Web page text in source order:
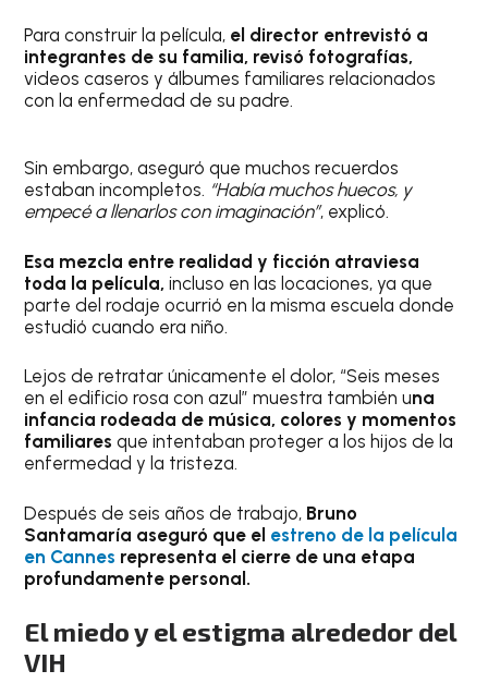
Para construir la película, el director entrevistó a
integrantes de su familia, revisó fotografías,
videos caseros y álbumes familiares relacionados
con la enfermedad de su padre.
Sin embargo, aseguró que muchos recuerdos
estaban incompletos. “Había muchos huecos, y
empecé a llenarlos con imaginación”, explicó.
Esa mezcla entre realidad y ficción atraviesa
toda la película,incluso en las locaciones, ya que
parte del rodaje ocurrió en la misma escuela donde
estudió cuando era niño.
Lejos de retratar únicamente el dolor, “Seis meses
en el edificio rosa con azul” muestra también una
infancia rodeada de música, colores y momentos
familiaresque intentaban proteger a los hijos de la
enfermedad y la tristeza.
Después de seis años de trabajo, Bruno
Santamaría aseguró que el estreno de la película
en Cannes representa el cierre de una etapa
profundamente personal.
El miedo y el estigma alrededor del
VIH